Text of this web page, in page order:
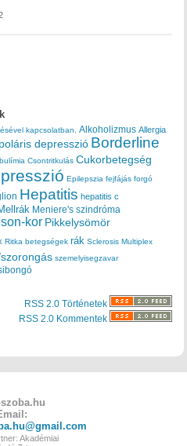
kapcsolatban. Alkoholizmus Allergia
depresszió Borderline
bulímia Csontritkulás Cukorbetegség
Epilepszia fejfájás forgó
Hepatitis hepatitis c
Meniere's szindróma
kor Pikkelysömör
Ritka betegségek rák Sclerosis Multiplex
szemelyisegzavar
RSS 2.0 Történetek
RSS 2.0 Kommentek
Akadémiai